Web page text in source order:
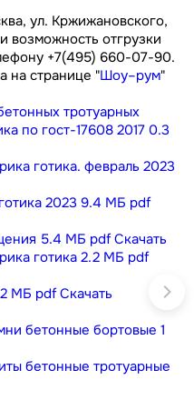
ул. Кржижановского,
возможность отгрузки
+7(495) 660-07-90.
на странице "Шоу–рум"
тротуарных
по гост-17608 2017 0.3
готика. февраль 2023
2023 9.4 МБ pdf
5.4 МБ pdf Скачать
готика 2.2 МБ pdf
МБ pdf Скачать
бетонные бортовые 1
бетонные тротуарные